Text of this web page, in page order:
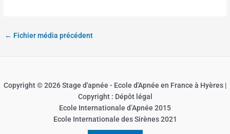
← Fichier média précédent
Copyright © 2026 Stage d'apnée - Ecole d'Apnée en France à Hyères |
Copyright : Dépôt légal
Ecole Internationale d’Apnée 2015
Ecole Internationale des Sirènes 2021